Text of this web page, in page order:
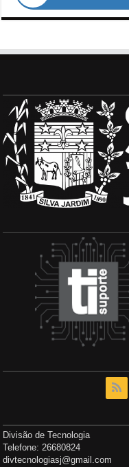
Divisão de Tecnologia
Telefone: 26680824
divtecnologiasj@gmail.com